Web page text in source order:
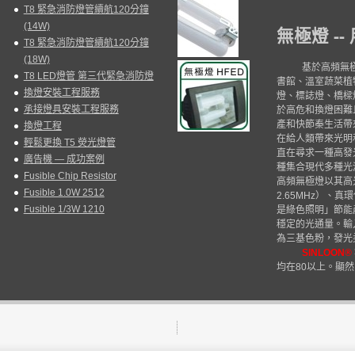
T8 緊急消防燈管續航120分鐘
(14W)
T8 緊急消防燈管續航120分鐘
(18W)
T8 LED燈管 第三代緊急消防燈
換燈安裝工程服務
承接燈具安裝工程服務
換燈工程
輕鬆更換 T5 熒光燈管
廣告機 — 成功案例
Fusible Chip Resistor
Fusible 1.0W 2512
Fusible 1/3W 1210
無極燈--
基於高頻無
書館、溫室蔬菜
燈、標誌燈、橋
於高危和換燈困
產和快節秦生活
在給人類帶來光
直在尋求一種高
種集合現代多種
高頻無極燈以其
2.65MHz）、真
是綠色照明」節
穩定的光通量。
為三基色粉，發
SINLOON®
均在80以上。顯